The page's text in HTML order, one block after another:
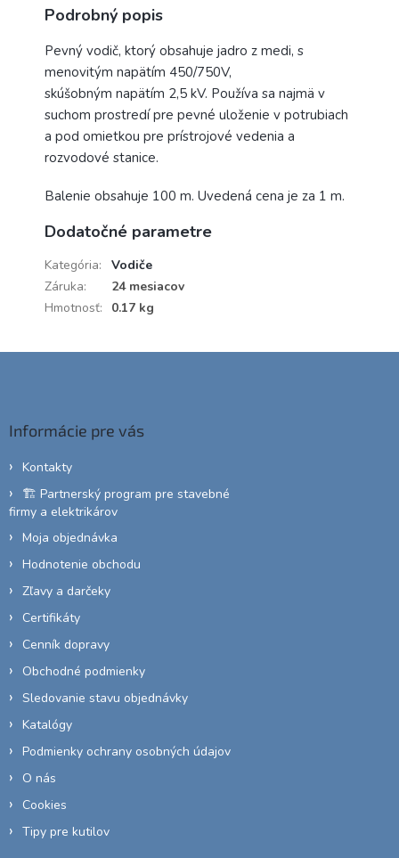
Podrobný popis
Pevný vodič, ktorý obsahuje jadro z medi, s
menovitým napätím 450/750V,
skúšobným napätím 2,5 kV. Používa sa najmä v
suchom prostredí pre pevné uloženie v potrubiach
a pod omietkou pre prístrojové vedenia a
rozvodové stanice.
Balenie obsahuje 100 m. Uvedená cena je za 1 m.
Dodatočné parametre
Kategória:
Vodiče
Záruka:
24 mesiacov
Hmotnosť: 0.17 kg
Informácie pre vás
Kontakty
🏗️ Partnerský program pre stavebné
firmy a elektrikárov
Moja objednávka
Hodnotenie obchodu
Zľavy a darčeky
Certifikáty
Cenník dopravy
Obchodné podmienky
Sledovanie stavu objednávky
Katalógy
Podmienky ochrany osobných údajov
O nás
Cookies
Tipy pre kutilov